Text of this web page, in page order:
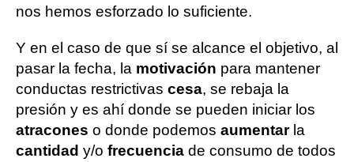
nos hemos esforzado lo suficiente.
Y en el caso de que sí se alcance el objetivo, al
pasar la fecha, la motivación para mantener
conductas restrictivas cesa, se rebaja la
presión y es ahí donde se pueden iniciar los
atracones o donde podemos aumentar la
cantidad y/o frecuencia de consumo de todos